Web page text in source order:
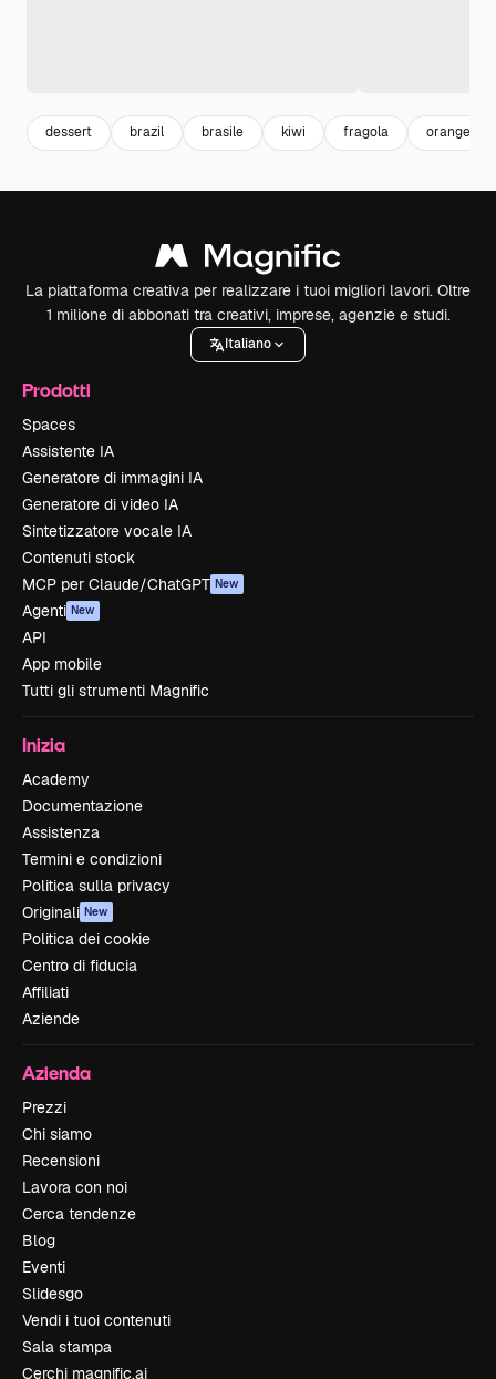
dessert brazil brasile kiwi fragola orange
La piattaforma creativa per realizzare i tuoi migliori lavori. Oltre
1 milione di abbonati tra creativi, imprese, agenzie e studi.
Italiano
Prodotti
Spaces
Assistente IA
Generatore di immagini IA
Generatore di video IA
Sintetizzatore vocale IA
Contenuti stock
MCP per Claude/ChatGPT New
Agenti New
API
App mobile
Tutti gli strumenti Magnific
Inizia
Academy
Documentazione
Assistenza
Termini e condizioni
Politica sulla privacy
Originali New
Politica dei cookie
Centro di fiducia
Affiliati
Aziende
Azienda
Prezzi
Chi siamo
Recensioni
Lavora con noi
Cerca tendenze
Blog
Eventi
Slidesgo
Vendi i tuoi contenuti
Sala stampa
Cerchi magnific.ai